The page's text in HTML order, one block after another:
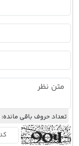
تعداد حروف باقی مانده: